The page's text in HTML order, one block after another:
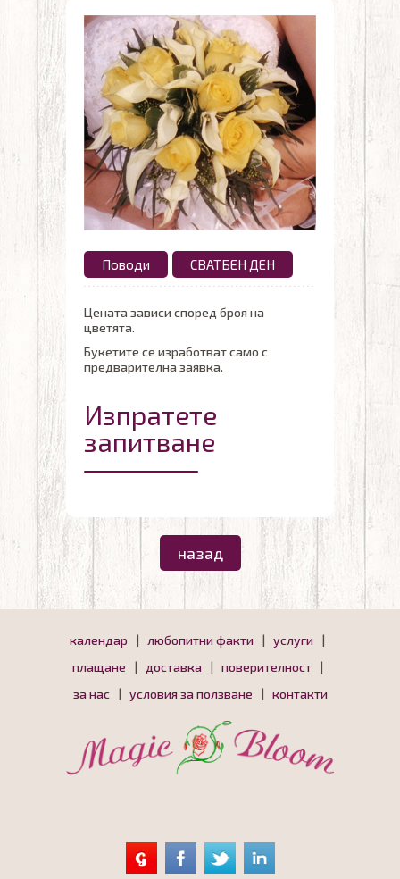
Поводи СВАТБЕН ДЕН
Цената зависи според броя на
цветята.
Букетите се изработват само с
предварителна заявка.
Изпратете
запитване
назад
календар | любопитни факти | услуги |
плащане | доставка| поверителност|
за нас| условия за ползване | контакти